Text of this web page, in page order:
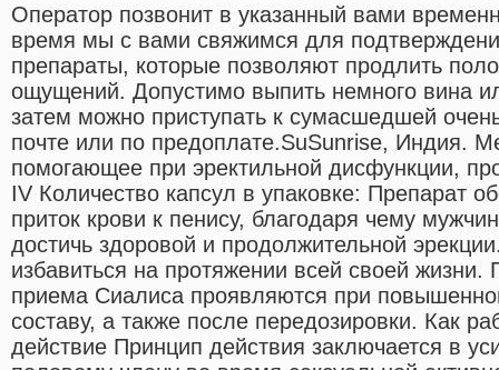
Оператор позвонит в указанный вами
время мы с вами свяжимся для
препараты, которые позволяют продлить
ощущений. Допустимо выпить немного вина
затем можно приступать к сумасшедшей
почте или по предоплате.SuSunrise, Индия.
помогающее при эректильной дисфункции,
IV Количество капсул в упаковке: Препарат
приток крови к пенису, благодаря чему
достичь здоровой и продолжительной
избавиться на протяжении всей своей
приема Сиалиса проявляются при
составу, а также после передозировки. Как
действие Принцип действия заключается в